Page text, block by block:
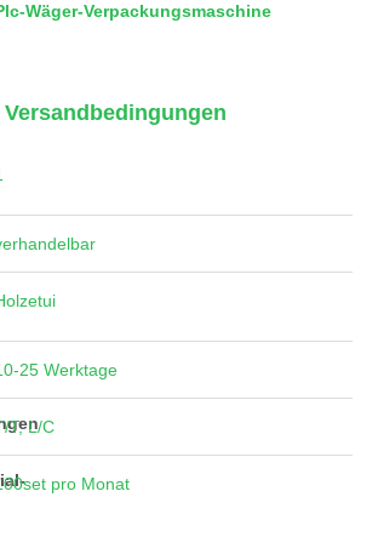
Wäger-Verpackungsmaschine
25 Werktage
T, L/C
pro Monat